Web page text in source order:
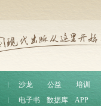
沙龙 公益
培训
电子书 数据库 APP